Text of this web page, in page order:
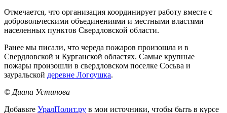
Отмечается, что организация координирует работу вместе с
добровольческими объединениями и местными властями
населенных пунктов Свердловской области.
Ранее мы писали, что череда пожаров произошла и в
Свердловской и Курганской областях. Самые крупные
пожары произошли в свердловском поселке Сосьва и
зауральской деревне Логоушка.
© Диана Устинова
Добавьте УралПолит.ру в мои источники, чтобы быть в курсе